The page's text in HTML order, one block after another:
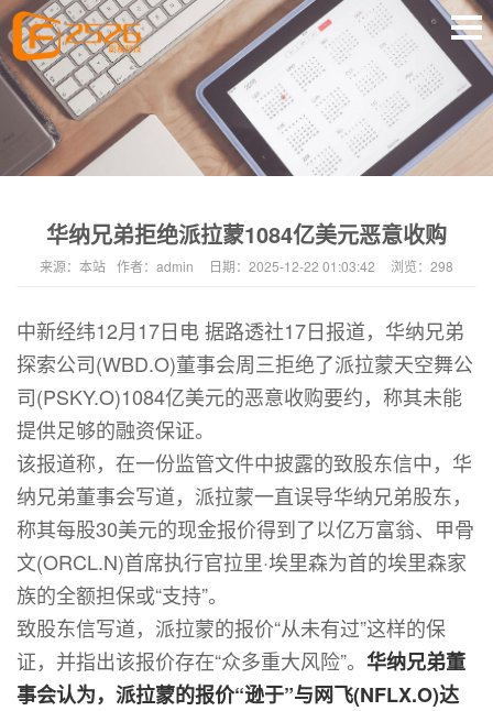
华纳兄弟拒绝派拉蒙1084亿美元恶意收购
来源： 本站 作者： admin 日期： 2025-12-22 01:03:42 浏览： 298
中新经纬12月17日电 据路透社17日报道，华纳兄弟
探索公司(WBD.O)董事会周三拒绝了派拉蒙天空舞公
司(PSKY.O)1084亿美元的恶意收购要约，称其未能
提供足够的融资保证。
该报道称，在一份监管文件中披露的致股东信中，华
纳兄弟董事会写道，派拉蒙一直误导华纳兄弟股东，
称其每股30美元的现金报价得到了以亿万富翁、甲骨
文(ORCL.N)首席执行官拉里·埃里森为首的埃里森家
族的全额担保或“支持”。
致股东信写道，派拉蒙的报价“从未有过”这样的保
证，并指出该报价存在“众多重大风险”。 华纳兄弟董
事会认为，派拉蒙的报价“逊于”与网飞(NFLX.O)达